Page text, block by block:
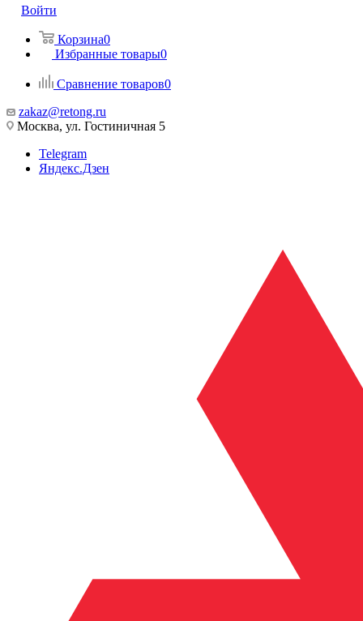
Войти
Корзина0
Избранные товары0
Сравнение товаров0
zakaz@retong.ru
Москва, ул. Гостиничная 5
Telegram
Яндекс.Дзен